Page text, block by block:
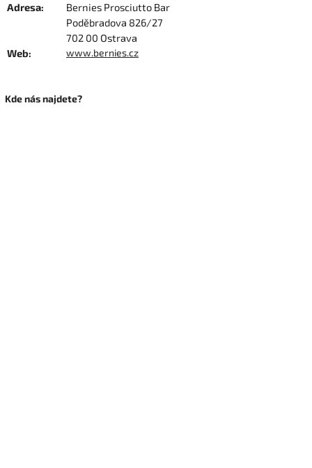
Adresa:
Bernies Prosciutto Bar
Poděbradova 826/27
702 00 Ostrava
Web:
www.bernies.cz
Kde nás najdete?